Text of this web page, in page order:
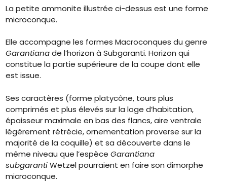
La petite ammonite illustrée ci-dessus est une forme
microconque.
Elle accompagne les formes Macroconques du genre
Garantianade l’horizon à Subgaranti. Horizon qui
constitue la partie supérieure de la coupe dont elle
est issue.
Ses caractères (forme platycône, tours plus
comprimés et plus élevés sur la loge d’habitation,
épaisseur maximale en bas des flancs, aire ventrale
légèrement rétrécie, ornementation proverse sur la
majorité de la coquille) et sa découverte dans le
même niveau que l’espèceGarantiana
subgarantiWetzel pourraient en faire son dimorphe
microconque.